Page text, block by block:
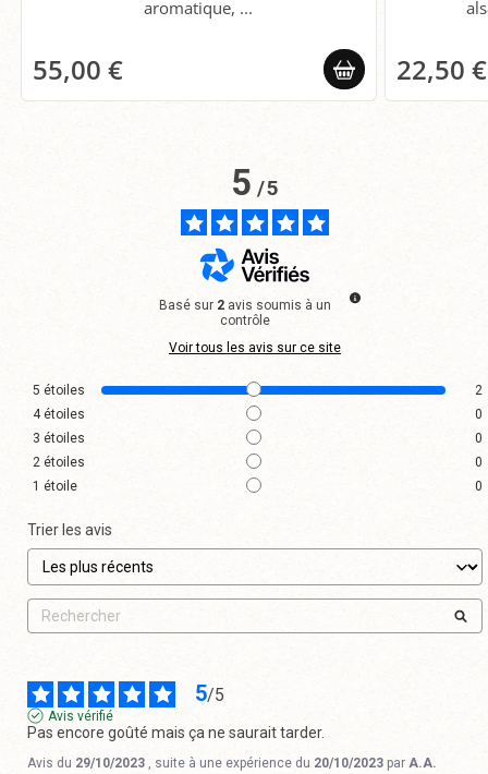
aromatique, ...
55,00 € 22,50 €
5/5
Basé sur 2 avis soumis à un
contrôle
Voir tous les avis sur ce site
5 étoiles
2
4 étoiles
0
3 étoiles
0
2 étoiles
0
1 étoile 0
Trier les avis
5/5
Avis vérifié
Pas encore goûté mais ça ne saurait tarder.
Avis du 29/10/2023 , suite à une expérience du 20/10/2023 par A.A.